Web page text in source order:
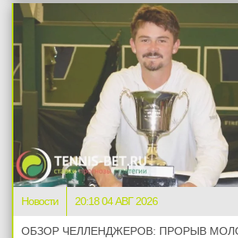
Новости 20:18 04 АВГ 2026
ОБЗОР ЧЕЛЛЕНДЖЕРОВ: ПРОРЫВ